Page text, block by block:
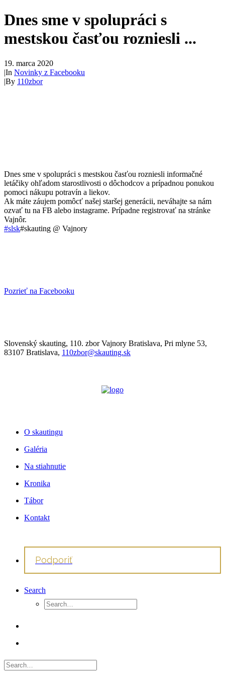
Dnes sme v spolupráci s
mestskou časťou rozniesli ...
19. marca 2020
|In Novinky z Facebooku
|By 110zbor
Dnes sme v spolupráci s mestskou časťou rozniesli informačné
letáčiky ohľadom starostlivosti o dôchodcov a prípadnou ponukou
pomoci nákupu potravín a liekov.
Ak máte záujem pomôcť našej staršej generácii, neváhajte sa nám
ozvať tu na FB alebo instagrame. Prípadne registrovať na stránke
Vajnôr.
#slsk#skauting @ Vajnory
Pozrieť na Facebooku
Slovenský skauting, 110. zbor Vajnory Bratislava, Pri mlyne 53,
83107 Bratislava, 110zbor@skauting.sk
O skautingu
Galéria
Na stiahnutie
Kronika
Tábor
Kontakt
Podporiť
Search